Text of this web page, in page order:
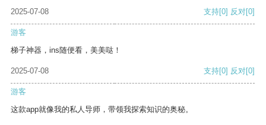
2025-07-08
支持[0] 反对[0]
游客
梯子神器，ins随便看，美美哒！
2025-07-08 支持[0] 反对[0]
游客
这款app就像我的私人导师，带领我探索知识的奥秘。